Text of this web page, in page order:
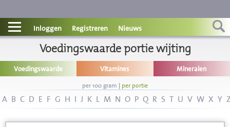
Contact
Informatie
Disclaimer
Inloggen Registreren Nieuws
Voedingswaarde portie wijting
Voedingswaarde Vitamines Mineralen
per 100 gram | per portie
A B C D E F G H I J K L M N O P Q R S T U V W X Y